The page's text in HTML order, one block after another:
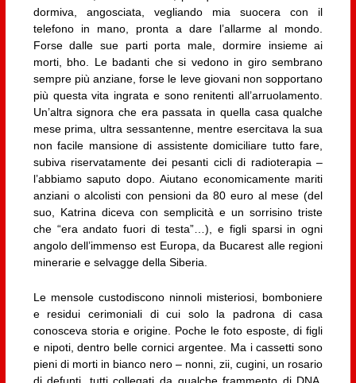
dormiva, angosciata, vegliando mia suocera con il
telefono in mano, pronta a dare l’allarme al mondo.
Forse dalle sue parti porta male, dormire insieme ai
morti, bho. Le badanti che si vedono in giro sembrano
sempre più anziane, forse le leve giovani non sopportano
più questa vita ingrata e sono renitenti all’arruolamento.
Un’altra signora che era passata in quella casa qualche
mese prima, ultra sessantenne, mentre esercitava la sua
non facile mansione di assistente domiciliare tutto fare,
subiva riservatamente dei pesanti cicli di radioterapia –
l’abbiamo saputo dopo. Aiutano economicamente mariti
anziani o alcolisti con pensioni da 80 euro al mese (del
suo, Katrina diceva con semplicità e un sorrisino triste
che “era andato fuori di testa”…), e figli sparsi in ogni
angolo dell’immenso est Europa, da Bucarest alle regioni
minerarie e selvagge della Siberia.
Le mensole custodiscono ninnoli misteriosi, bomboniere
e residui cerimoniali di cui solo la padrona di casa
conosceva storia e origine. Poche le foto esposte, di figli
e nipoti, dentro belle cornici argentee. Ma i cassetti sono
pieni di morti in bianco nero – nonni, zii, cugini, un rosario
di defunti, tutti collegati da qualche frammento di DNA,